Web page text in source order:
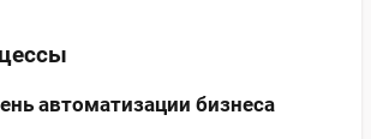
автоматизации бизнеса